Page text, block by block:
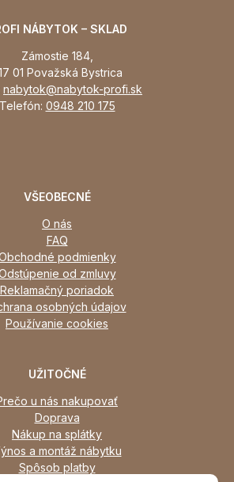
NÁBYTOK – SKLAD
Zámostie 184,
01 Považská Bystrica
nabytok@nabytok-profi.sk
Telefón: 0948 210 175
VŠEOBECNÉ
O nás
FAQ
podmienky
od zmluvy
Reklamačný poriadok
osobných údajov
Používanie cookies
UŽITOČNÉ
u nás nakupovať
Doprava
Nákup na splátky
a montáž nábytku
Spôsob platby